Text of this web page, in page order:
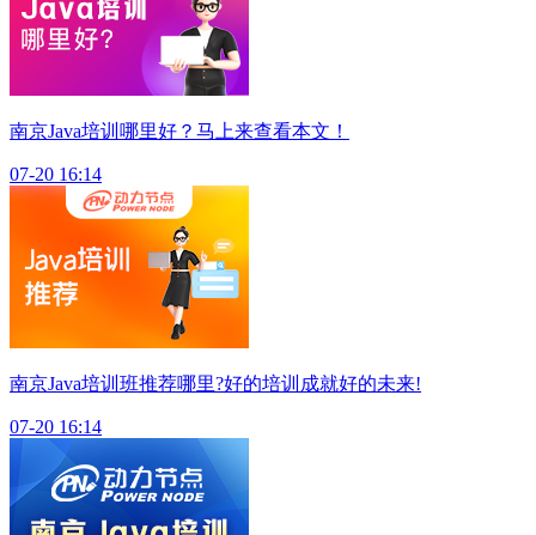
南京Java培训哪里好？马上来查看本文！
07-20 16:14
南京Java培训班推荐哪里?好的培训成就好的未来!
07-20 16:14